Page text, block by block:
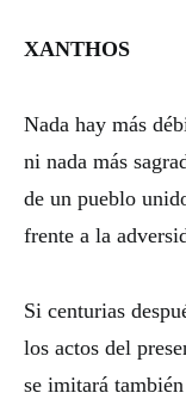
XANTHOS
Nada hay más
ni nada más
de un pueblo
frente a la
Si centurias
los actos del
se imitará